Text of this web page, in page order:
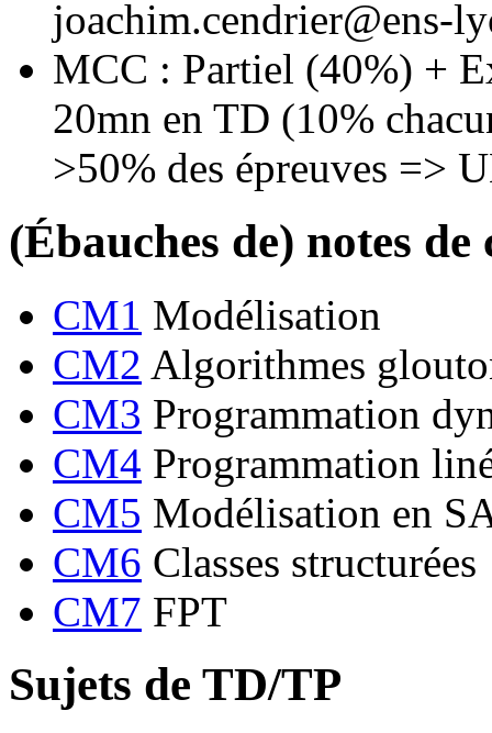
joachim.cendrier@ens-
MCC : Partiel (40%) +
20mn en TD (10%
>50% des épreuves =>
(Ébauches de) notes de
CM1 Modélisation
CM2 Algorithmes
CM3 Programmation
CM4 Programmation
CM5 Modélisation en
CM6 Classes structurées
CM7 FPT
Sujets de TD/TP